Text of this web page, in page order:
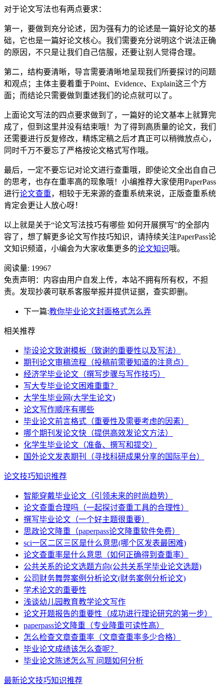
对于论文写法也有两点要求：
第一，要做到充分论述，因为强有力的论述是一篇好论文的基
础，它也是一篇好论文核心。我们需要充分说明这个说法正确
的原因，不只是让我们自己信服，还要让别人觉得合理。
第二，结构要清晰，导言需要清晰地呈现我们所要探讨的问题
和观点；主体主要着重于Point、Evidence、Explain这三个方
面；而结论只需要做到重述我们的论点就可以了。
上面论文写法的四点要求做到了，一篇好的论文基本上就算完
成了，但到这里并没有结束哦！为了得到高质量的论文，我们
还需要进行反复修改，精炼定稿之后才真正可以稍微放点心，
同时千万不要忘了严格按论文格式写作哦。
最后，一定不要忘记对论文进行查重哦，即使论文全出自自己
的思考，也存在重率高的现象哦！小编推荐大家使用PaperPass
进行论文查重，相较于无来源的查重系统来说，正版查重系统
肯定会更让人放心呀！
以上就是关于“论文写法技巧有哪些 如何开展撰写”的全部内
容了，想了解更多论文写作技巧知识，请持续关注PaperPass论
文知识频道，小编会为大家收集更多的论文知识哦。
阅读量: 19967
免责声明：内容由用户自发上传，本站不拥有所有权，不担
责。发现抄袭可联系客服举报并提供证据，查实即删。
下一篇:教你毕业论文封面格式怎么弄
相关推荐
毕设论文致谢模板（致谢的重要性以及写法）
期刊论文审稿流程（投稿前需要知道的注意点）
经济学毕业论文（撰写步骤与写作技巧）
写大专毕业论文困难重重？
大学生毕业网(大学生论文)
论文写作顺序有哪些
毕业论文前言格式（重要性及需要考虑的因素）
哪个期刊发论文快（提供高效发论文方法）
化学生毕业论文（准备、撰写和提交）
国外论文发表期刊（寻找科研成果分享的国际平台）
论文技巧知识推荐
智能穿戴毕业论文（引领未来的时尚趋势）
论文查重合理吗（一起探讨查重工具的合理性）
撰写毕业论文（一个好主题很重要）
思政论文降重（paperpass论文降重软件免费）
sci一区二区三区是什么意思(哪个区发表最困难)
论文查重率是什么意思（如何正确得到查重率）
公共关系的论文选题方向(公共关系学毕业论文选题)
公司财务舞弊案例分析论文(财务案例分析论文)
学术论文的重要性
浅谈幼儿园教育教学论文写作
论文开题报告的重要性（成功进行理论研究的第一步）
paperpass论文降重（专业降重可读性高）
怎么检查文章查重率（文章查重率多少合格）
毕业论文成绩该怎么查呢？
毕业论文陈述怎么写 问题如何分析
最新论文技巧知识推荐